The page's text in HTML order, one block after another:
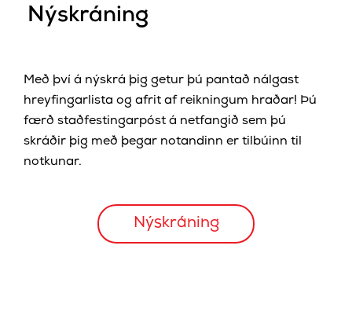
Nýskráning
Með því á nýskrá þig getur þú pantað nálgast
hreyfingarlista og afrit af reikningum hraðar! Þú
færð staðfestingarpóst á netfangið sem þú
skráðir þig með þegar notandinn er tilbúinn til
notkunar.